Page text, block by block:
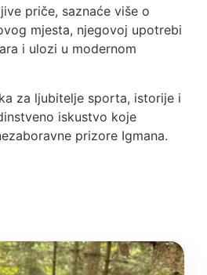
priče, saznaće više o
mjesta, njegovoj upotrebi
i ulozi u modernom
za ljubitelje sporta, istorije i
iskustvo koje
prizore Igmana.